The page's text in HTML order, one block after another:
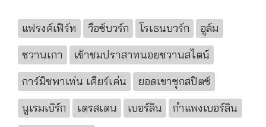
แฟรงค์เฟิร์ท วือซ์บวร์ก โรเธนบวร์ก
อูล์ม
ชวานเกา
เข้าชมปราสาทนอยชวานสไตน์
การ์มิซพาเท่น เคียร์เค่น
ยอดเขาซุกสปิตซ์
นูเรมเบิร์ก
เดรสเดน เบอร์ลิน
กำแพงเบอร์ลิน